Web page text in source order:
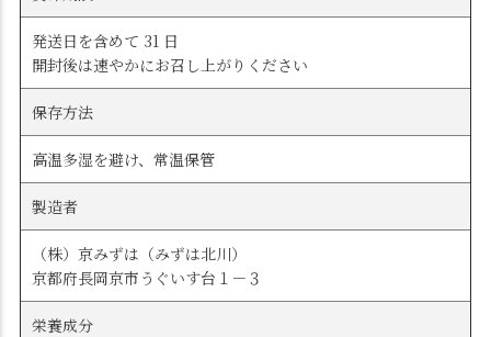
発送日を含めて 31 日
開封後は速やかにお召し上がりください
保存方法
高温多湿を避け、常温保管
製造者
（株）京みずは（みずは北川）
京都府長岡京市うぐいす台１－３
栄養成分